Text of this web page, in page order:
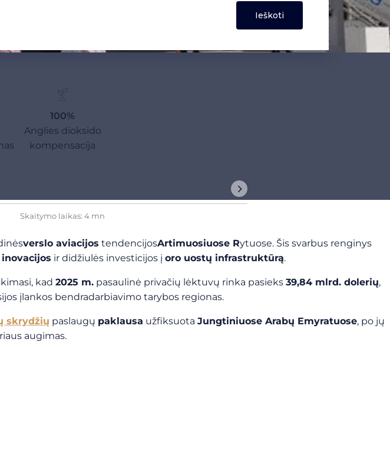
100%
Anglies dioksido
kompensacija
Skaitymo laikas: 4 mn
verslo aviacijos tendencijosArtimuosiuose Rytuose. Šis svarbus renginys
ir didžiulės investicijos į oro uostų infrastruktūrą.
kad 2025 m. pasaulinė privačių lėktuvų rinka pasieks 39,84 mlrd. dolerių,
įlankos bendradarbiavimo tarybos regionas.
skrydžių paslaugų paklausa užfiksuota Jungtiniuose Arabų Emyratuose, po jų
augimas.